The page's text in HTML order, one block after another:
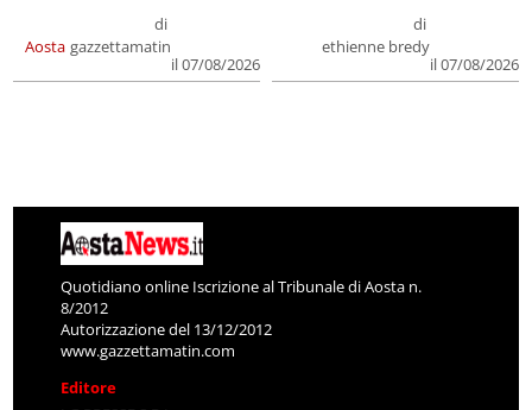
Aosta
di
gazzettamatin
il 07/08/2026
di
ethienne bredy
il 07/08/2026
Quotidiano online Iscrizione al Tribunale di Aosta n.
8/2012
Autorizzazione del 13/12/2012
www.gazzettamatin.com
Editore